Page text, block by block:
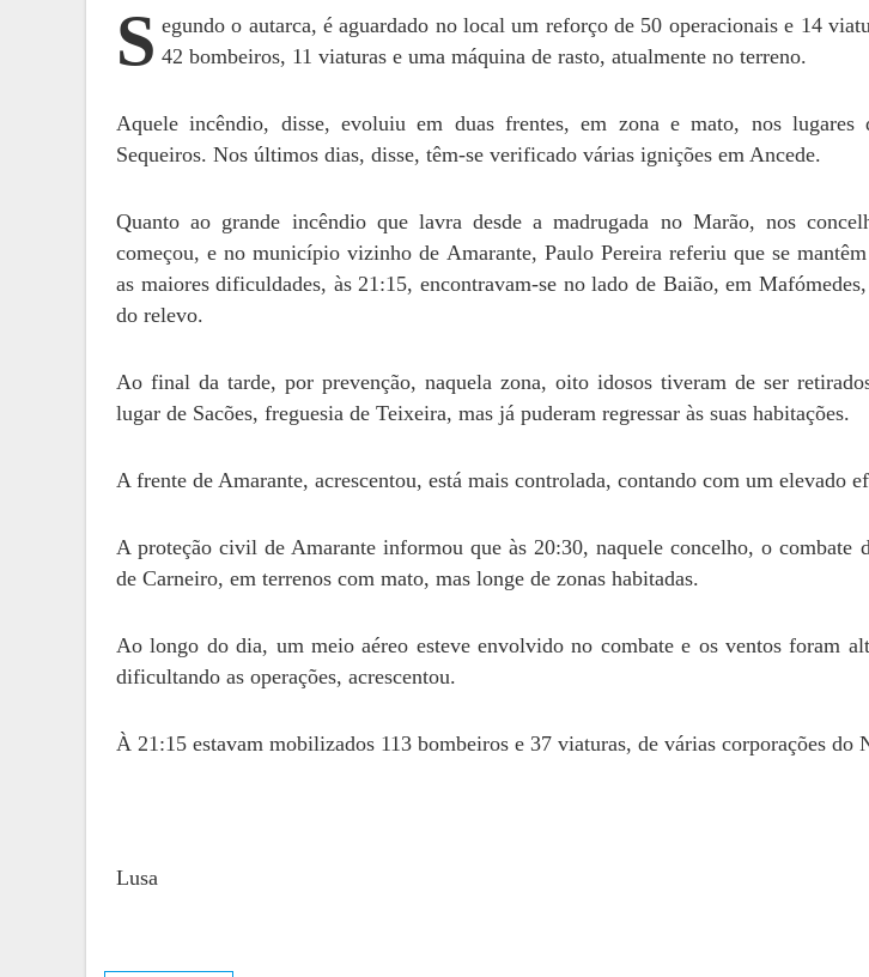
S egundo o autarca, é aguardado no local um reforço de 50 operacionais e 14
42 bombeiros, 11 viaturas e uma máquina de rasto, atualmente no terreno.
Aquele incêndio, disse, evoluiu em duas frentes, em zona e mato, nos
Sequeiros. Nos últimos dias, disse, têm-se verificado várias ignições em Ancede.
Quanto ao grande incêndio que lavra desde a madrugada no Marão, nos
começou, e no município vizinho de Amarante, Paulo Pereira referiu que se
as maiores dificuldades, às 21:15, encontravam-se no lado de Baião, em
do relevo.
Ao final da tarde, por prevenção, naquela zona, oito idosos tiveram de ser
lugar de Sacões, freguesia de Teixeira, mas já puderam regressar às suas habitações.
A frente de Amarante, acrescentou, está mais controlada, contando com um elevado
A proteção civil de Amarante informou que às 20:30, naquele concelho, o combate
de Carneiro, em terrenos com mato, mas longe de zonas habitadas.
Ao longo do dia, um meio aéreo esteve envolvido no combate e os ventos foram
dificultando as operações, acrescentou.
À 21:15 estavam mobilizados 113 bombeiros e 37 viaturas, de várias corporações do
Lusa